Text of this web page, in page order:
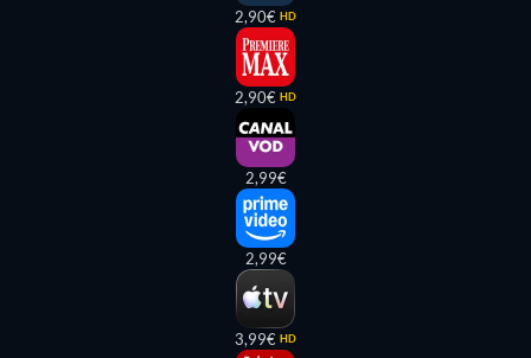
2,90€ HD
2,90€ HD
2,99€
2,99€
3,99€ HD